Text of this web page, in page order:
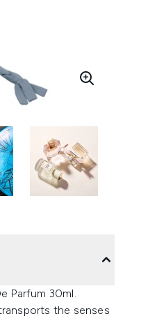
Parfum 30ml.
the senses